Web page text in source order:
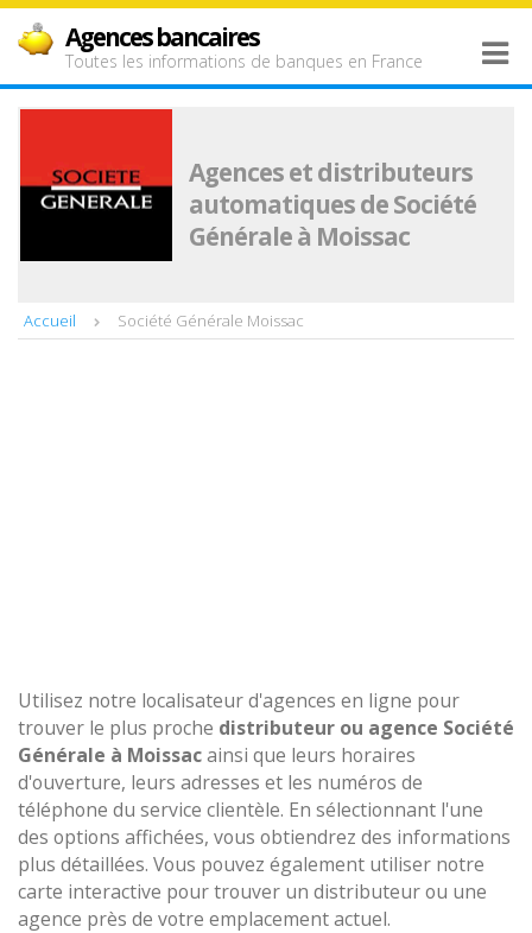
Agences bancaires
Toutes les informations de banques en France
Agences et distributeurs
automatiques de Société
Générale à Moissac
Accueil Société Générale Moissac
Utilisez notre localisateur d'agences en ligne pour
trouver le plus proche distributeur ou agence Société
Générale à Moissacainsi que leurs horaires
d'ouverture, leurs adresses et les numéros de
téléphone du service clientèle. En sélectionnant l'une
des options affichées, vous obtiendrez des informations
plus détaillées. Vous pouvez également utiliser notre
carte interactive pour trouver un distributeur ou une
agence près de votre emplacement actuel.